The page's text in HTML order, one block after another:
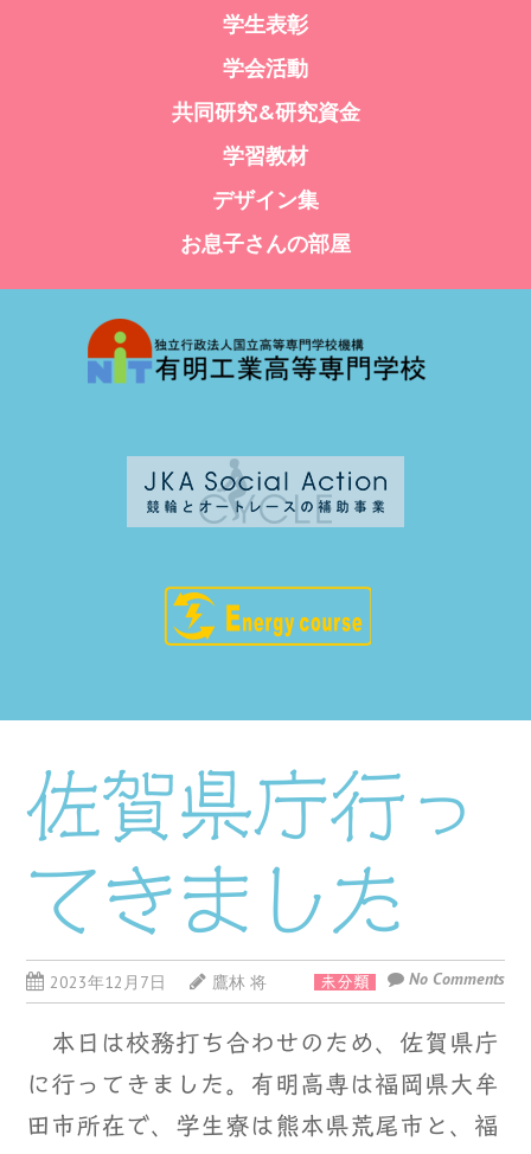
学生表彰
学会活動
共同研究&研究資金
学習教材
デザイン集
お息子さんの部屋
佐賀県庁行っ
てきました
2023年12月7日 鷹林 将 未分類 No Comments
本日は校務打ち合わせのため、佐賀県庁
に行ってきました。有明高専は福岡県大牟
田市所在で、学生寮は熊本県荒尾市と、福